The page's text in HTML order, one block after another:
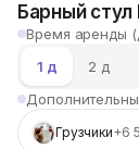
Барный
Время аренды
1 д
2 д
Грузчики+6